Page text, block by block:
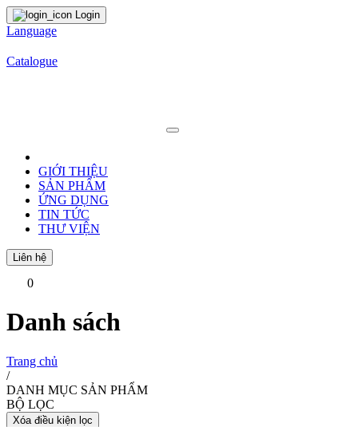
Login
Language
Catalogue
GIỚI THIỆU
SẢN PHẨM
ỨNG DỤNG
TIN TỨC
THƯ VIỆN
Liên hệ
0
Danh sách
Trang chủ
/
DANH MỤC SẢN PHẨM
BỘ LỌC
Xóa điều kiện lọc